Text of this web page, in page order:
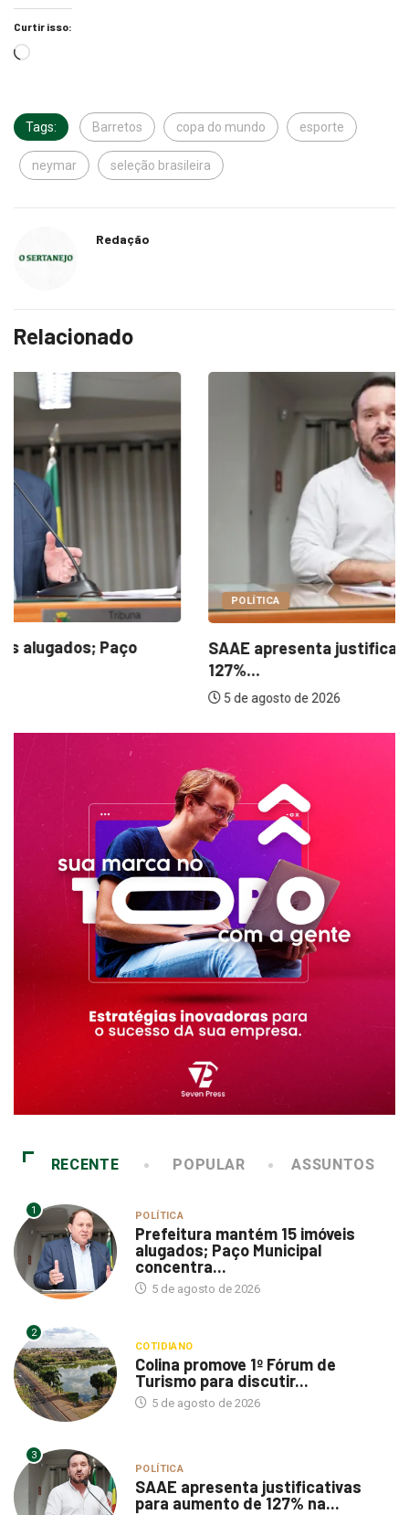
Curtir isso:
Tags: Barretos copa do mundo esporte
neymar seleção brasileira
Redação
Relacionado
POLÍTICA
SAAE apresenta justificativas para aumento de
RECENTE POPULAR ASSUNTOS
1 POLÍTICA
Prefeitura mantém 15 imóveis
alugados; Paço Municipal
concentra...
5 de agosto de 2026
2
COTIDIANO
Colina promove 1º Fórum de
Turismo para discutir...
5 de agosto de 2026
3
POLÍTICA
SAAE apresenta justificativas
para aumento de 127% na...